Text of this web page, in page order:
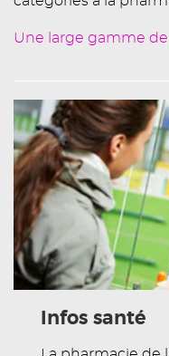
Une large gamme
Infos santé